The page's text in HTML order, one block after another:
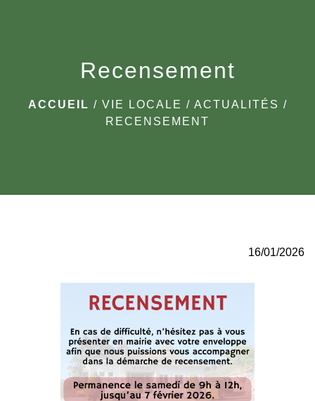
Recensement
ACCUEIL / VIE LOCALE / ACTUALITÉS /
RECENSEMENT
16/01/2026